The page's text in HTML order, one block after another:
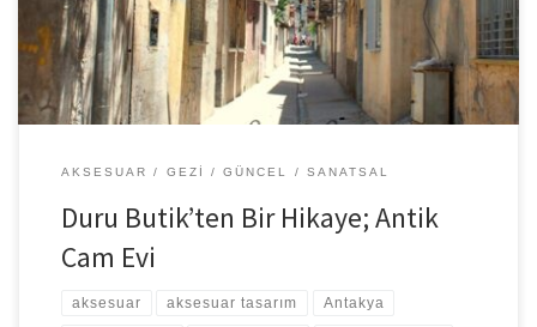
AKSESUAR GEZI GÜNCEL SANATSAL
Duru Butik’ten Bir Hikaye; Antik
Cam Evi
aksesuar aksesuar tasarım Antakya